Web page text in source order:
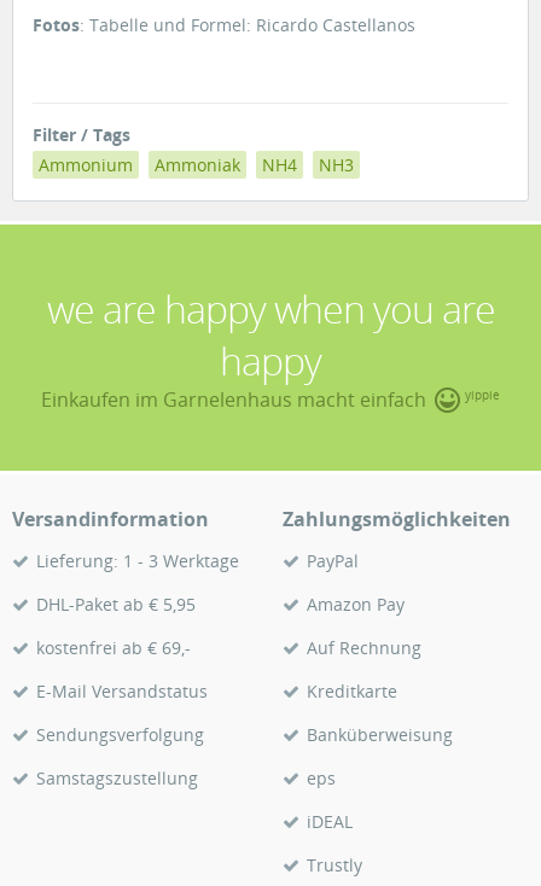
Fotos: Tabelle und Formel: Ricardo Castellanos
Filter / Tags
Ammonium
Ammoniak NH4 NH3
we are happy when you are
happy
Einkaufen im Garnelenhaus macht einfach yippie
Versandinformation
Lieferung: 1 - 3 Werktage
DHL-Paket ab € 5,95
kostenfrei ab € 69,-
E-Mail Versandstatus
Sendungsverfolgung
Samstagszustellung
Zahlungsmöglichkeiten
PayPal
Amazon Pay
Auf Rechnung
Kreditkarte
Banküberweisung
eps
iDEAL
Trustly